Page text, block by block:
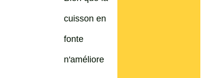
cuisson en
fonte
n'améliore